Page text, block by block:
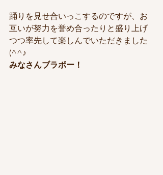
踊りを見せ合いっこするのですが、お
互いが努力を誉め合ったりと盛り上げ
つつ率先して楽しんでいただきました
(^^♪
みなさんブラボー！